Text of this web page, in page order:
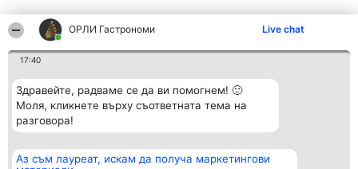
ОРЛИ Гастрономи Live chat
17:40
Здравейте, радваме се да ви помогнем! 🙂
Моля, кликнете върху съответната тема на
разговора!
Аз съм лауреат, искам да получа маркетингови
Организатор на
Класация Контакти